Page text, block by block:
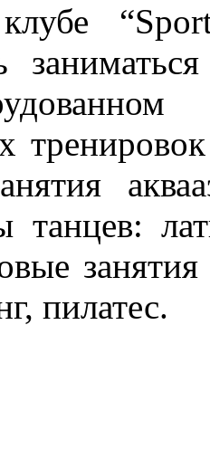
танцев:
пилатес.